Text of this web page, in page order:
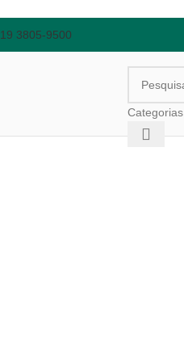
19 3805-9500
Categorias